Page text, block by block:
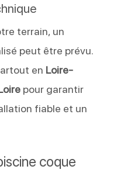
terrain, un
peut être prévu.
en Loire-
pour garantir
fiable et un
coque